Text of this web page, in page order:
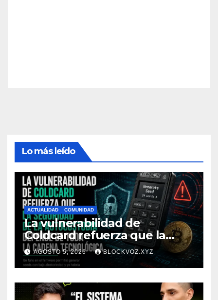
Lo más leído
ACTUALIDAD COMUNIDAD
La vulnerabilidad de
Coldcard refuerza que la
seguridad de la autocustodia
depende de toda la cadena
tecnológica, afirma CoinEx
Research
AGOSTO 5, 2026 BLOCKVOZ.XYZ